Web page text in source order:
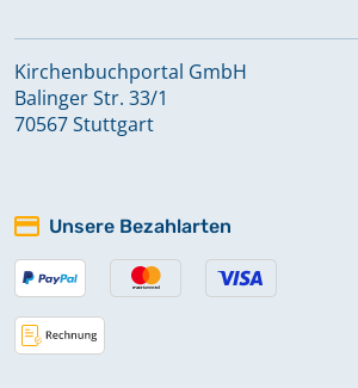
Kirchenbuchportal GmbH
Balinger Str. 33/1
70567 Stuttgart
Unsere Bezahlarten